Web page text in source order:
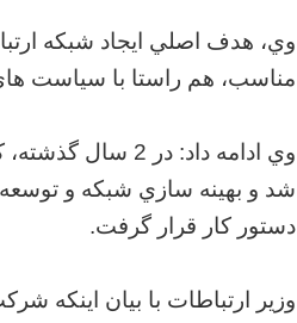
وي، هدف اصلي ايجاد شبكه
مناسب، هم راستا با سياست
وي ادامه داد: در
شد و بهينه سازي شبكه و
دستور كار قرار گرفت.
وزير ارتباطات با بيان